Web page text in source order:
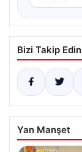
Bizi Takip Edin
Yan Manşet